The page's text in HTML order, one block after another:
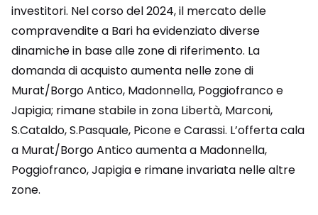
investitori. Nel corso del 2024, il mercato delle
compravendite a Bari ha evidenziato diverse
dinamiche in base alle zone di riferimento. La
domanda di acquisto aumenta nelle zone di
Murat/Borgo Antico, Madonnella, Poggiofranco e
Japigia; rimane stabile in zona Libertà, Marconi,
S.Cataldo, S.Pasquale, Picone e Carassi. L’offerta cala
a Murat/Borgo Antico aumenta a Madonnella,
Poggiofranco, Japigia e rimane invariata nelle altre
zone.